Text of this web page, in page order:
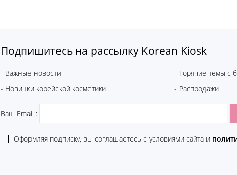
Подпишитесь на рассылку Korean Kiosk
- Важные новости
- Горячие темы с
- Новинки корейской косметики
- Распродажи
Ваш Email :
Оформляя подписку, вы соглашаетесь c условиями сайта и